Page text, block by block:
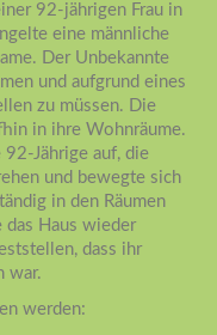
92-jährigen Frau in
eine männliche
Der Unbekannte
und aufgrund eines
zu müssen. Die
in ihre Wohnräume.
Jährige auf, die
und bewegte sich
in den Räumen
das Haus wieder
dass ihr
war.
werden: